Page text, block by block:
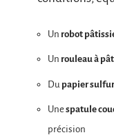
Un robot
Un rouleau à
Du papier
Unespatule
précision